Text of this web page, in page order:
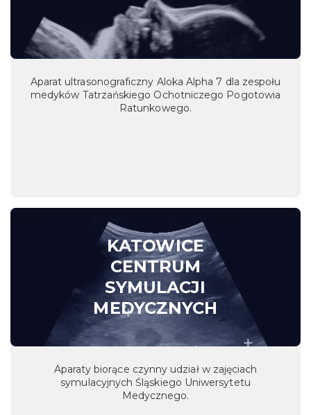
Aparat ultrasonograficzny Aloka Alpha 7 dla zespołu
medyków Tatrzańskiego Ochotniczego Pogotowia
Ratunkowego.
KATOWICE
CENTRUM
SYMULACJI
MEDYCZNYCH
Aparaty biorące czynny udział w zajęciach
symulacyjnych Śląskiego Uniwersytetu
Medycznego.